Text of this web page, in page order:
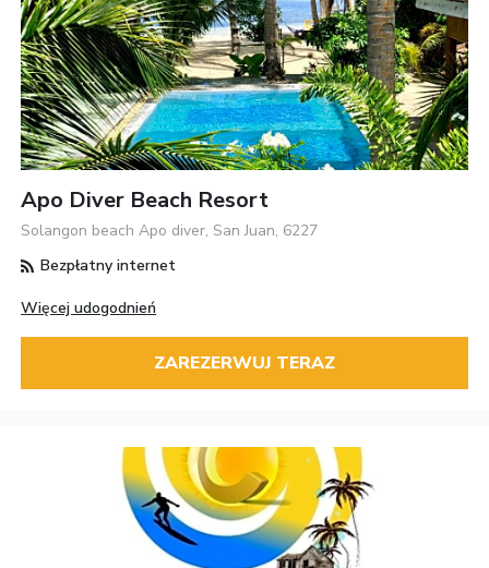
Apo Diver Beach Resort
Solangon beach Apo diver, San Juan, 6227
Bezpłatny internet
Więcej udogodnień
ZAREZERWUJ TERAZ